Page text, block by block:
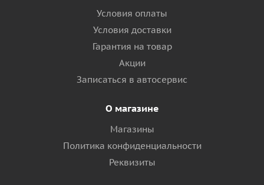
Условия оплаты
Условия доставки
Гарантия на товар
Акции
Записаться в автосервис
О магазине
Магазины
Политика конфиденциальности
Реквизиты